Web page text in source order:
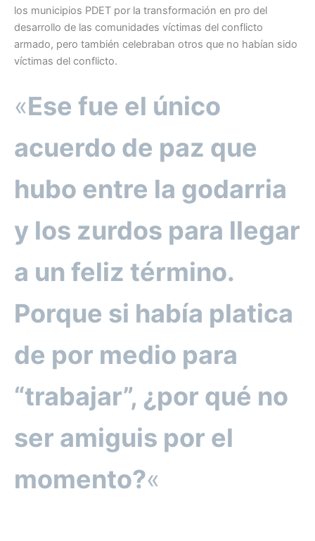
los municipios PDET por la transformación en pro del
desarrollo de las comunidades víctimas del conflicto
armado, pero también celebraban otros que no habían sido
víctimas del conflicto.
«Ese fue el único
acuerdo de paz que
hubo entre la godarria
y los zurdos para llegar
a un feliz término.
Porque si había platica
de por medio para
“trabajar”, ¿por qué no
ser amiguis por el
momento?«